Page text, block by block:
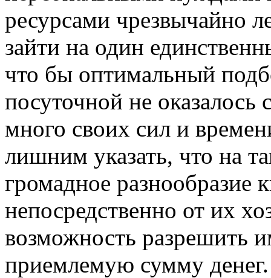
ресурсами чрезвычайно
зайти на один
что бы оптимальный
посуточной не
много своих сил и
лишним указать, что на
громадное разнообразие
непосредственно от их
возможность разрешить
приемлемую сумму денег.